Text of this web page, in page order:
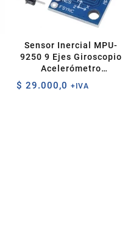
Sensor Inercial MPU-
9250 9 Ejes Giroscopio
Acelerómetro
Magnetómetro
$ 29.000,0 +IVA